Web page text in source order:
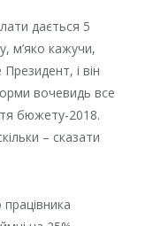
дається 5
м’яко кажучи,
і він
вочевидь все
бюжету-2018.
– сказати